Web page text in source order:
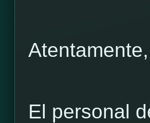
Atentamente,
El personal